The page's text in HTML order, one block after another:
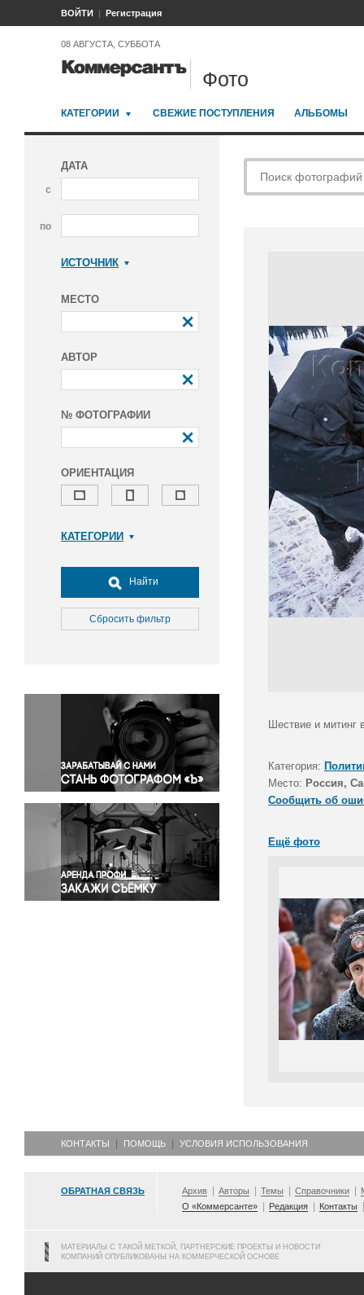
ВОЙТИ Регистрация
08 АВГУСТА, СУББОТА
Фото
КАТЕГОРИИ СВЕЖИЕ ПОСТУПЛЕНИЯ АЛЬБОМЫ
ДАТА
с
по
ИСТОЧНИК
МЕСТО
АВТОР
№ ФОТОГРАФИИ
ОРИЕНТАЦИЯ
КАТЕГОРИИ
Досуг, туризм и отдых
Культура
Медицина
Окружающая среда
Политика
Правосудие
Происшествия и конфликты
Религия
Светская жизнь
Спорт
Экология
Экономика и бизнес
Найти
Сбросить фильтр
Шествие и митинг
Категория:
Место: Россия,
Сообщить об
Ещё фото
КОНТАКТЫ ПОМОЩЬ УСЛОВИЯ ИСПОЛЬЗОВАНИЯ
ОБРАТНАЯ СВЯЗЬ Архив Авторы Темы Справочники
О «Коммерсанте»
Редакция Контакты
МАТЕРИАЛЫ С ТАКОЙ МЕТКОЙ, ПАРТНЕРСКИЕ ПРОЕКТЫ И НОВОСТИ
КОМПАНИЙ ОПУБЛИКОВАНЫ НА КОММЕРЧЕСКОЙ ОСНОВЕ